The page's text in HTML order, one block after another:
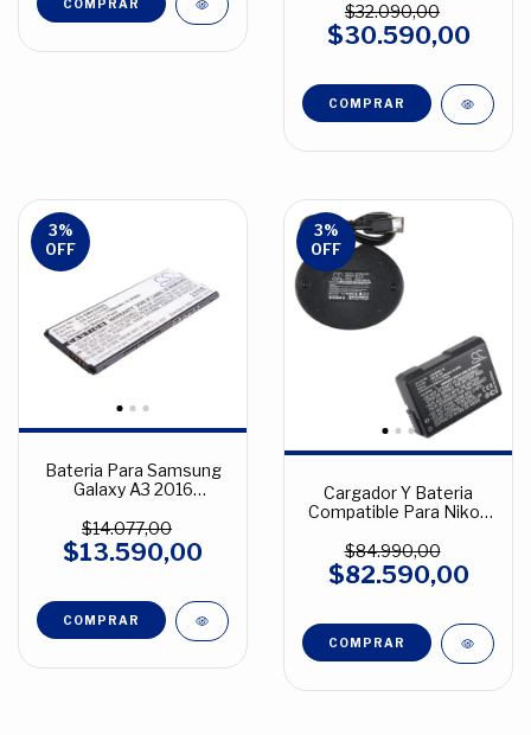
$32.090,00
$30.590,00
3%
OFF
Bateria Para Samsung
Galaxy A3 2016
$14.077,00
$13.590,00
3%
OFF
Cargador Y Bateria
Compatible Para Nikon
$84.990,00
$82.590,00